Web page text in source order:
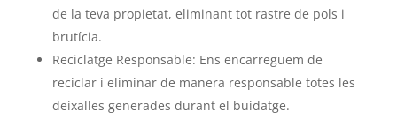
de la teva propietat, eliminant tot rastre de pols i
brutícia.
Reciclatge Responsable: Ens encarreguem de
reciclar i eliminar de manera responsable totes les
deixalles generades durant el buidatge.